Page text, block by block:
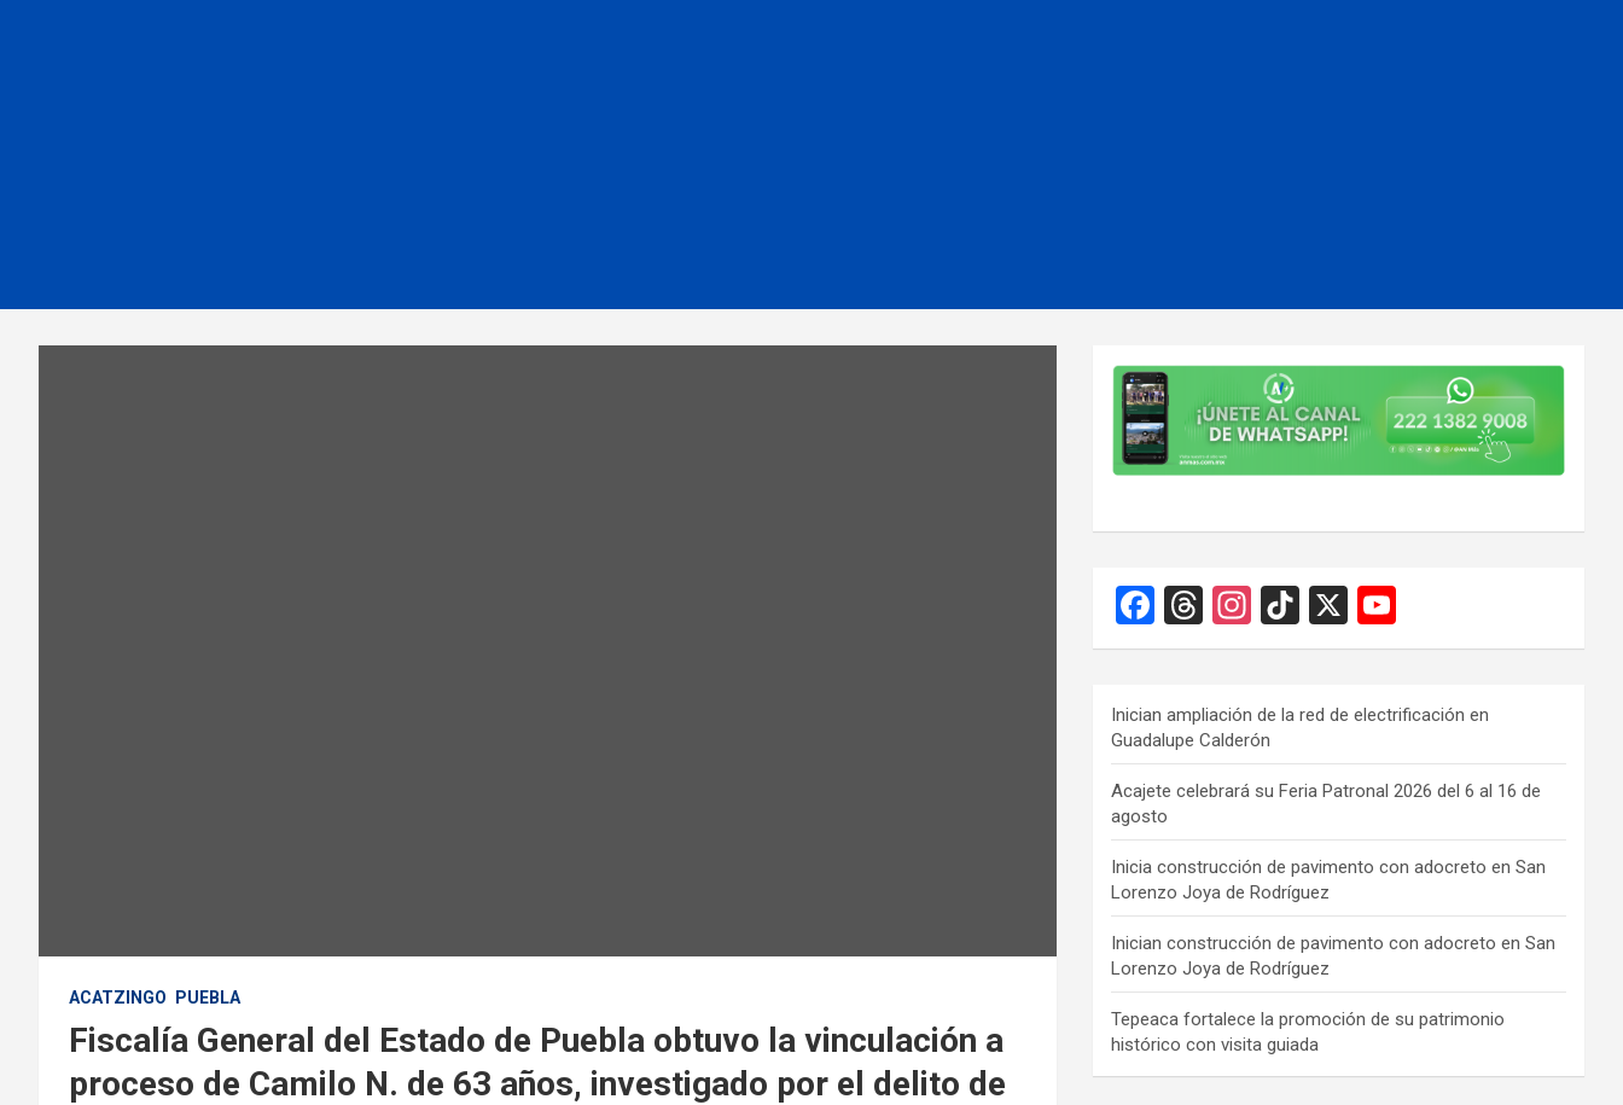
ACATZINGO PUEBLA
Fiscalía General del Estado de Puebla obtuvo la vinculación a
proceso de Camilo N. de 63 años, investigado por el delito de
F
a
b
o
o
k
T
hr
a
d
s
In
st
gr
a
m
Ti
k
o
k
X
o
T
u
b
e
C
h
a
n
n
el
Inician ampliación de la red de electrificación en
Guadalupe Calderón
Acajete celebrará su Feria Patronal 2026 del 6 al 16 de
agosto
Inicia construcción de pavimento con adocreto en San
Lorenzo Joya de Rodríguez
Inician construcción de pavimento con adocreto en San
Lorenzo Joya de Rodríguez
Tepeaca fortalece la promoción de su patrimonio
histórico con visita guiada